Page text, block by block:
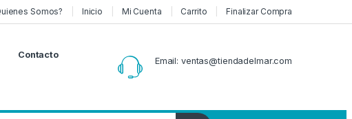
Somos? Inicio Mi Cuenta Carrito Finalizar Compra
Contacto
Email: ventas@tiendadelmar.com